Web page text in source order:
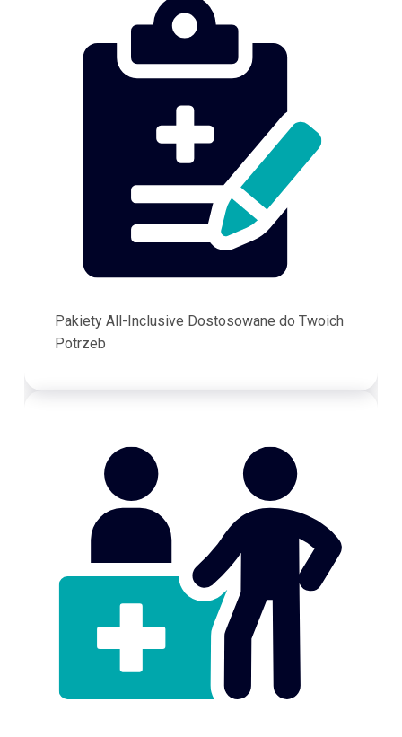
Pakiety All-Inclusive Dostosowane do Twoich
Potrzeb